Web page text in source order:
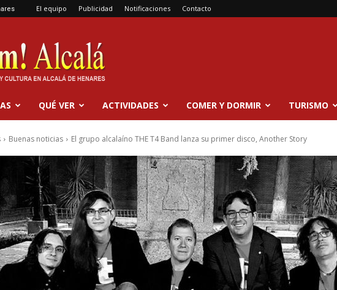
El equipo Publicidad Notificaciones Contacto
QUÉ VER ACTIVIDADES COMER Y DORMIR TURISMO
Buenas noticias El grupo alcalaíno THE T4 Band lanza su primer disco, Another Story